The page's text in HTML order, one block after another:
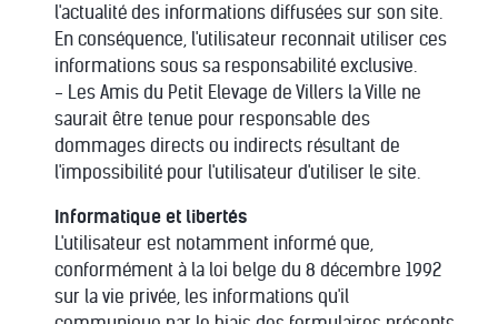
l'actualité des informations diffusées sur son site.
En conséquence, l'utilisateur reconnait utiliser ces
informations sous sa responsabilité exclusive.
- Les Amis du Petit Elevage de Villers la Ville ne
saurait être tenue pour responsable des
dommages directs ou indirects résultant de
l'impossibilité pour l'utilisateur d'utiliser le site.
Informatique et libertés
L'utilisateur est notamment informé que,
conformément à la loi belge du 8 décembre 1992
sur la vie privée, les informations qu'il